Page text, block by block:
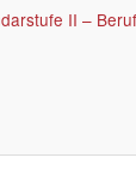
II –